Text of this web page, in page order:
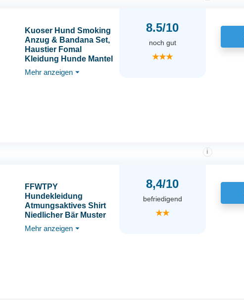
Kuoser Hund Smoking
Anzug & Bandana Set,
Haustier Fomal
Kleidung Hunde Mantel
mit Abnehmbarer
Fliege, Hundeanzug
Mehr anzeigen ⏷
8.5/10
noch gut
★★★
FFWTPY
Hundekleidung
Atmungsaktives Shirt
Niedlicher Bär Muster
Weiche Weste T-Shirt
Frühling Sommer
Mehr anzeigen ⏷
8,4/10
i
befriedigend
★★